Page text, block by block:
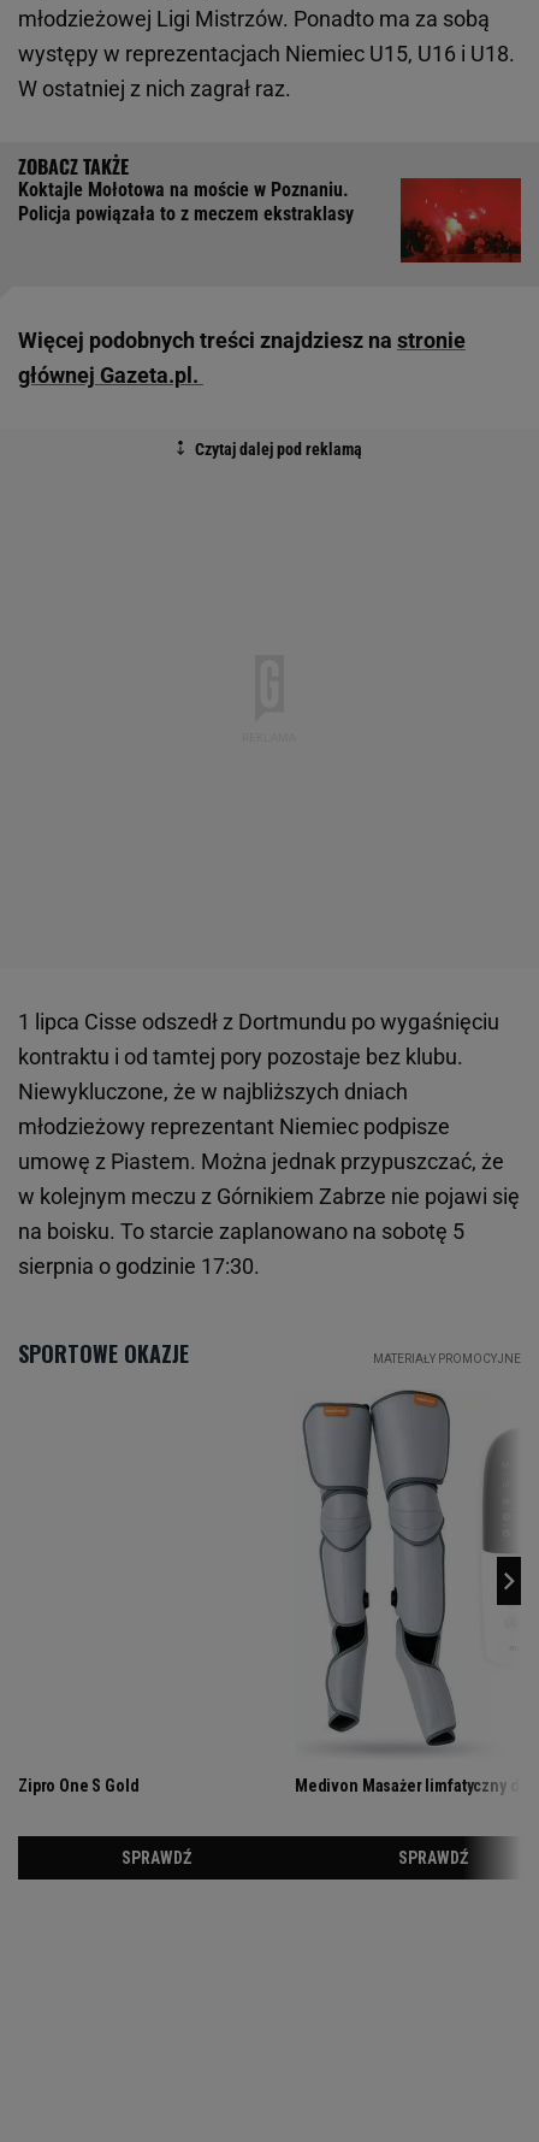
młodzieżowej Ligi Mistrzów. Ponadto ma za sobą
występy w reprezentacjach Niemiec U15, U16 i U18.
W ostatniej z nich zagrał raz.
Koktajle Mołotowa na moście w Poznaniu.
Policja powiązała to z meczem ekstraklasy
Więcej podobnych treści znajdziesz na stronie
głównej Gazeta.pl.
1 lipca Cisse odszedł z Dortmundu po wygaśnięciu
kontraktu i od tamtej pory pozostaje bez klubu.
Niewykluczone, że w najbliższych dniach
młodzieżowy reprezentant Niemiec podpisze
umowę z Piastem. Można jednak przypuszczać, że
w kolejnym meczu z Górnikiem Zabrze nie pojawi się
na boisku. To starcie zaplanowano na sobotę 5
sierpnia o godzinie 17:30.